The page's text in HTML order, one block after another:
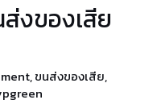
งของเสีย
,ขนส่งของเสีย,